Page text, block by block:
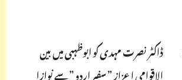
ڈاکٹر نصرت مہدی کو ابوظہبی میں بین
الاقوامی اعزاز ” سفیر اردو ” سے نوازا